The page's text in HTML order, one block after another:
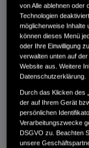
Ein Freischneider
Präzisionswelle
UMK 425 LE
€629,00
von Alle ablehnen oder
Technologien
möglicherweise Inhalte
können dieses Menü
oder Ihre Einwilligung
verwalten unten auf
Website aus. Weitere
Datenschutzerklärung.
Durch das Klicken des
der auf Ihrem Gerät
persönlichen
Verarbeitungszwecke
DSGVO zu. Beachten
unsere